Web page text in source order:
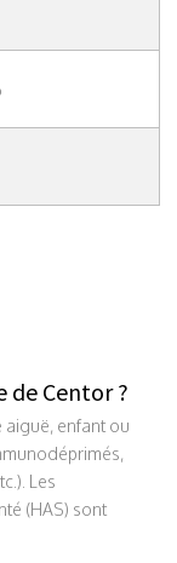
de Centor ?
aiguë, enfant ou
Les
(HAS) sont